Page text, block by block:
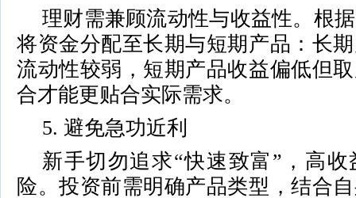
理财需兼顾流动性与收益性。根
将资金分配至长期与短期产品：长
流动性较弱，短期产品收益偏低但
合才能更贴合实际需求。
5. 避免急功近利
新手切勿追求“快速致富”，高
险。投资前需明确产品类型，结合